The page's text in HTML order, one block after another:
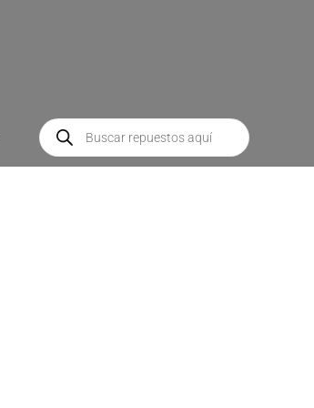
Búsqueda
de
productos